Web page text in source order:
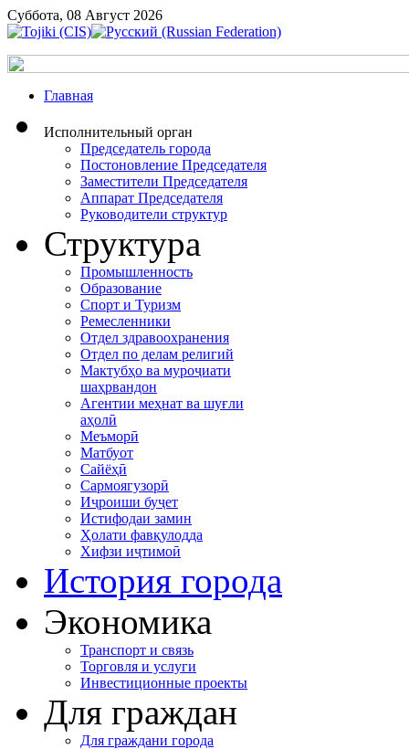
Суббота, 08 Август 2026
Главная
Исполнительный орган
Председатель города
Постоновление Председателя
Заместители Председателя
Аппарат Председателя
Руководители структур
Структура
Промышленность
Образование
Спорт и Туризм
Ремесленники
Отдел здравоохранения
Отдел по делам религий
Мактубҳо ва муроҷиати
шаҳрвандон
Агентии меҳнат ва шуғли
аҳолӣ
Меъморӣ
Матбуот
Сайёҳӣ
Сармоягузорӣ
Иҷроиши буҷет
Истифодаи замин
Ҳолати фавқулодда
Хифзи иҷтимоӣ
История города
Экономика
Транспорт и связь
Торговля и услуги
Инвестиционные проекты
Для граждан
Для граждани города